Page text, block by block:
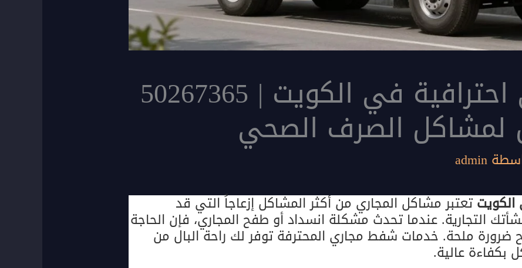
شفط مجاري احترافية في الكويت | 50267365
لمشاكل الصرف الصحي
admin
تعتبر مشاكل المجاري من أكثر المشاكل إزعاجاً التي قد
التجارية. عندما تحدث مشكلة انسداد أو طفح المجاري، فإن الحاجة
ملحة. خدمات شفط مجاري المحترفة توفر لك راحة البال من
بكفاءة عالية.